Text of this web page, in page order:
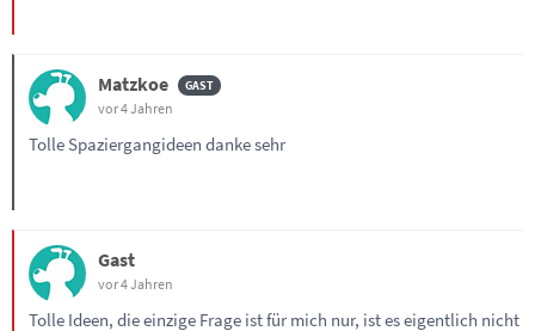
Matzkoe
vor 4 Jahren
Tolle Spaziergangideen danke sehr
Gast
vor 4 Jahren
Tolle Ideen, die einzige Frage ist für mich nur, ist es eigentlich nicht